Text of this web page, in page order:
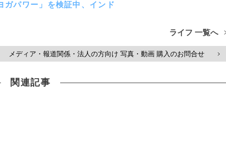
ガパワー」を検証中、インド
ライフ 一覧へ
メディア・報道関係・法人の方向け 写真・動画 購入のお問合せ >
関連記事